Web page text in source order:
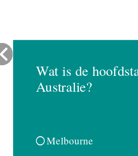
Wat is de
Australie?
Melbourne